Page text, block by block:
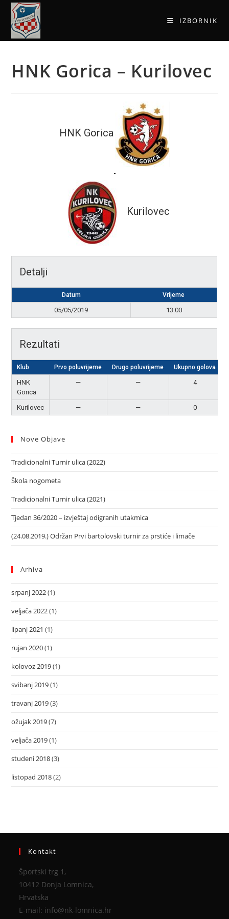
IZBORNIK
HNK Gorica – Kurilovec
HNK Gorica
-
Kurilovec
Detalji
Datum Vrijeme
05/05/2019 13:00
Rezultati
Klub Prvo poluvrijeme Drugo poluvrijeme Ukupno golova
HNK
Gorica
— — 4
Kurilovec — — 0
Nove Objave
Tradicionalni Turnir ulica (2022)
Škola nogometa
Tradicionalni Turnir ulica (2021)
Tjedan 36/2020 – izvještaj odigranih utakmica
(24.08.2019.) Održan Prvi bartolovski turnir za prstiće i limače
Arhiva
srpanj 2022(1)
veljača 2022(1)
lipanj 2021 (1)
rujan 2020(1)
kolovoz 2019(1)
svibanj 2019(1)
travanj 2019(3)
ožujak 2019(7)
veljača 2019(1)
studeni 2018(3)
listopad 2018(2)
Kontakt
Športski trg 1,
10412 Donja Lomnica,
Hrvatska
E-mail: info@nk-lomnica.hr